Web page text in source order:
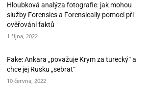
Hloubková analýza fotografie: jak mohou
služby Forensics a Forensically pomoci při
ověřování faktů
1 října, 2022
Fake: Ankara „považuje Krym za turecký“ a
chce jej Rusku „sebrat“
10 června, 2022